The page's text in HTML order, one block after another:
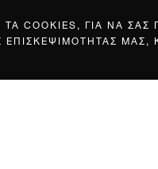
COOKIES, ΓΙΑ ΝΑ
ΜΑΣ,